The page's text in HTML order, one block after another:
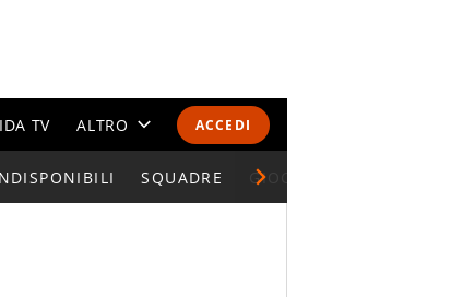
ACCEDI
TV ALTRO
CALENDARI E CLASSIFICHE
SQUADRE GIOCATORI SERIE A